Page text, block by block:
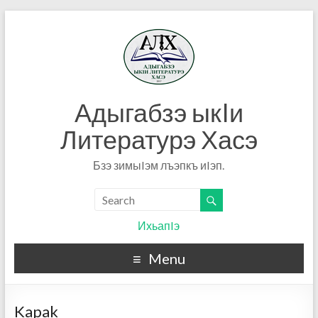
Адыгабзэ ыкIи
Литературэ Хасэ
Бзэ зимыIэм лъэпкъ иIэп.
ИхьапIэ
Menu
Kapak